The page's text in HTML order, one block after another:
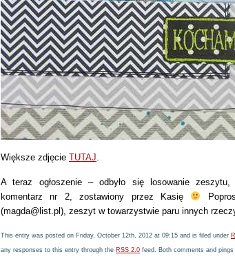
Większe zdjęcie TUTAJ.
A teraz ogłoszenie – odbyło się losowanie zeszytu,
komentarz nr 2, zostawiony przez Kasię
(magda@list.pl ), zeszyt w towarzystwie paru innych
This entry was posted on Friday, October 12th, 2012 at 09:15 and is filed under
any responses to this entry through the RSS 2.0 feed. Both comments and